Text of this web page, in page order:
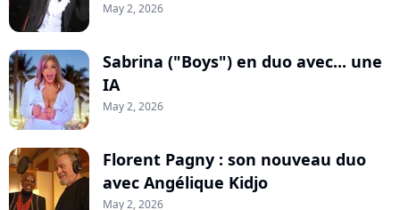
May 2, 2026
Sabrina ("Boys") en duo avec... une
IA
May 2, 2026
Florent Pagny : son nouveau duo
avec Angélique Kidjo
May 2, 2026